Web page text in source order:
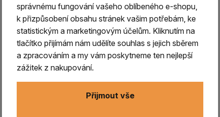
správnému fungování vašeho oblíbeného e-shopu,
k přizpůsobení obsahu stránek vašim potřebám, ke
statistickým a marketingovým účelům. Kliknutím na
tlačítko přijímám nám udělíte souhlas s jejich sběrem
a zpracováním a my vám poskytneme ten nejlepší
zážitek z nakupování.
Přijmout vše